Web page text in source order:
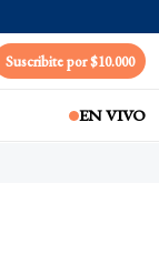
Suscribite por $10.000
EN VIVO